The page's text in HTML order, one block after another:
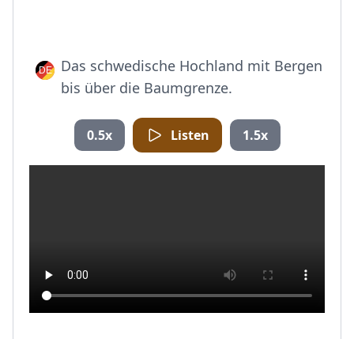
Das schwedische Hochland mit Bergen
bis über die Baumgrenze.
0.5x Listen 1.5x